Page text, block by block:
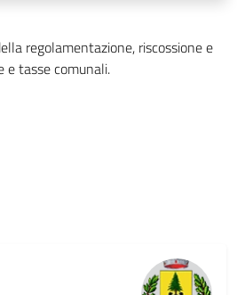
regolamentazione, riscossione e
e tasse comunali.